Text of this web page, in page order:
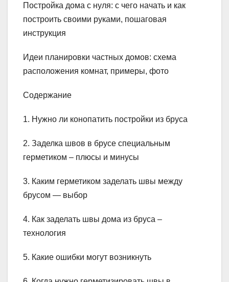
Постройка дома с нуля: с чего начать и как
построить своими руками, пошаговая
инструкция
Идеи планировки частных домов: схема
расположения комнат, примеры, фото
Содержание
1. Нужно ли конопатить постройки из бруса
2. Заделка швов в брусе специальным
герметиком – плюсы и минусы
3. Каким герметиком заделать швы между
брусом — выбор
4. Как заделать швы дома из бруса –
технология
5. Какие ошибки могут возникнуть